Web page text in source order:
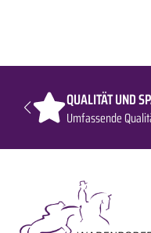
QUALITÄT UND
Umfassende